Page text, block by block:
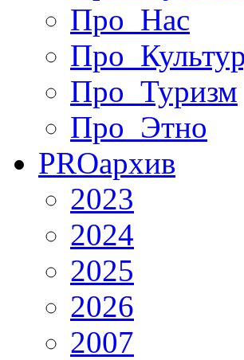
Про_Нас
Про_Туризм
Про_Этно
PROархив
2023
2024
2025
2026
2007